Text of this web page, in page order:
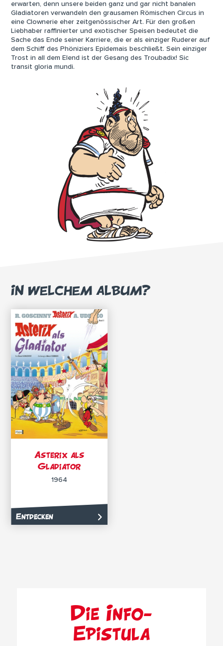
erwarten, denn unsere beiden ganz und gar nicht banalen
Gladiatoren verwandeln den grausamen Römischen Circus in
eine Clownerie eher zeitgenössischer Art. Für den großen
Liebhaber raffinierter und exotischer Speisen bedeutet die
Sache das Ende seiner Karriere, die er als einziger Ruderer auf
dem Schiff des Phöniziers Epidemais beschließt. Sein einziger
Trost in all dem Elend ist der Gesang des Troubadix! Sic
transit gloria mundi.
IN WELCHEM ALBUM?
Asterix als
Gladiator
1964
Entdecken
Die Info-
Epistula